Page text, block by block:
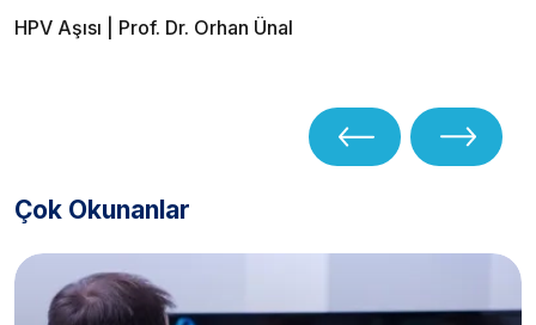
HPV Aşısı | Prof. Dr. Orhan Ünal
Çok Okunanlar